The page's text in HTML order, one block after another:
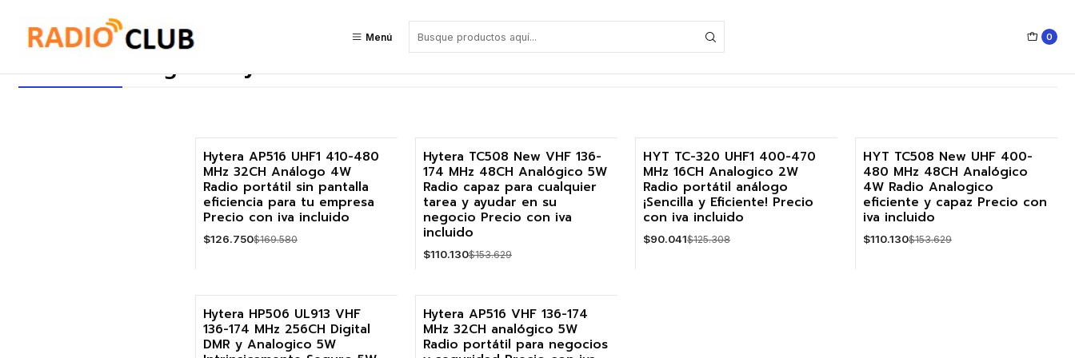
Menú 0
Radios Analógicos Hytera
Radios Analógicos Hytera
-25%
Hytera AP516 UHF1 410-480
MHz 32CH Análogo 4W
Radio portátil sin pantalla
eficiencia para tu empresa
Precio con iva incluido
$126.750$169.580
-28%
Hytera TC508 New VHF 136-
174 MHz 48CH Analógico 5W
Radio capaz para cualquier
tarea y ayudar en su
negocio Precio con iva
incluido
$110.130$153.629
-28%
HYT TC-320 UHF1 400-470
MHz 16CH Analogico 2W
Radio portátil análogo
¡Sencilla y Eficiente! Precio
con iva incluido
$90.041$125.308
-28%
HYT TC508 New UHF 400-
480 MHz 48CH Analógico
4W Radio Analogico
eficiente y capaz Precio con
iva incluido
$110.130$153.629
-20%
Agotado
Hytera HP506 UL913 VHF
136-174 MHz 256CH Digital
DMR y Analogico 5W
-25%
Hytera AP516 VHF 136-174
MHz 32CH analógico 5W
Radio portátil para negocios